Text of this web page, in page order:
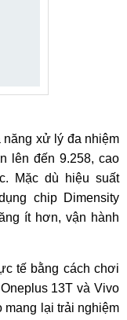
xử lý đa nhiệm
lên đến 9.258, cao
Mặc dù hiệu suất
chip Dimensity
ít hơn, vận hành
tế bằng cách chơi
13T và Vivo
mang lại trải nghiệm